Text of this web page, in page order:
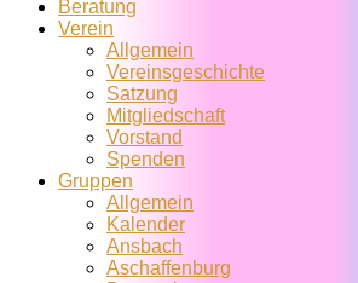
Beratung
Verein
Allgemein
Vereins­geschichte
Satzung
Mitglied­schaft
Vorstand
Spenden
Gruppen
Allgemein
Kalender
Ansbach
Aschaffenburg